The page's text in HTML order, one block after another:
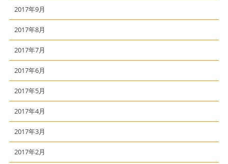
2017年9月
2017年8月
2017年7月
2017年6月
2017年5月
2017年4月
2017年3月
2017年2月